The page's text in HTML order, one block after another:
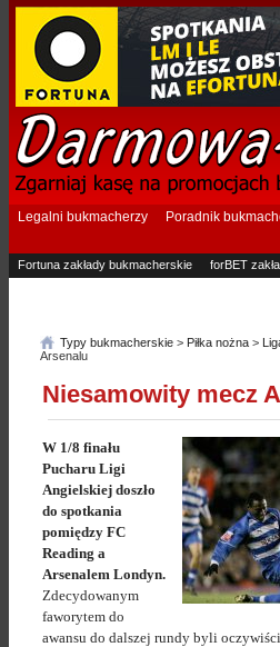
Legalni bukmacherzy Poradnik
Fortuna zakłady bukmacherskie
forBET
Typy bukmacherskie > Piłka nożna >
Arsenalu
Niesamowity mecz
W 1/8 finału
Pucharu Ligi
Angielskiej doszło
do spotkania
pomiędzy FC
Reading a
Arsenalem Londyn.
Zdecydowanym
faworytem do
awansu do dalszej rundy byli